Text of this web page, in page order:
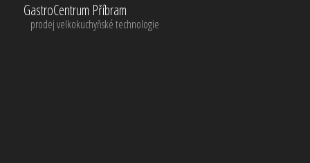
GastroCentrum Příbram
prodej velkokuchyňské technologie